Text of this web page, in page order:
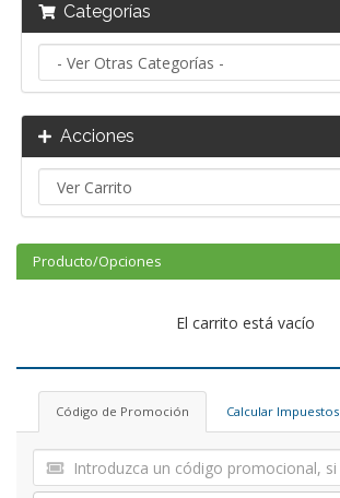
Categorías
Acciones
Producto/Opciones
El carrito está vacío
Código de Promoción Calcular Impuestos